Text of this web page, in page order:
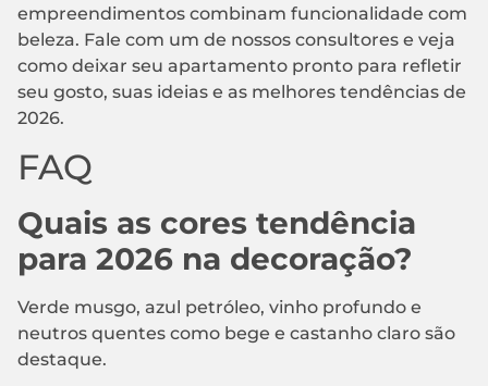
empreendimentos combinam funcionalidade com
beleza. Fale com um de nossos consultores e veja
como deixar seu apartamento pronto para refletir
seu gosto, suas ideias e as melhores tendências de
2026.
FAQ
Quais as cores tendência
para 2026 na decoração?
Verde musgo, azul petróleo, vinho profundo e
neutros quentes como bege e castanho claro são
destaque.